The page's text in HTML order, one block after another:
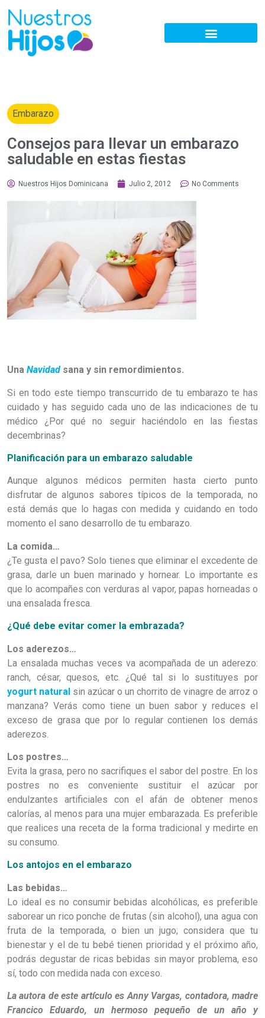
Embarazo
Consejos para llevar un embarazo
saludable en estas fiestas
Nuestros Hijos Dominicana Julio 2, 2012 No Comments
Una Navidad sana y sin remordimientos.
Si en todo este tiempo transcurrido de tu embarazo te has
cuidado y has seguido cada uno de las indicaciones de tu
médico ¿Por qué no seguir haciéndolo en las fiestas
decembrinas?
Planificación para un embarazo saludable
Aunque algunos médicos permiten hasta cierto punto
disfrutar de algunos sabores típicos de la temporada, no
está demás que lo hagas con medida y cuidando en todo
momento el sano desarrollo de tu embarazo.
La comida…
¿Te gusta el pavo? Solo tienes que eliminar el excedente de
grasa, darle un buen marinado y hornear. Lo importante es
que lo acompañes con verduras al vapor, papas horneadas o
una ensalada fresca.
¿Qué debe evitar comer la embrazada?
Los aderezos…
La ensalada muchas veces va acompañada de un aderezo:
ranch, césar, quesos, etc. ¿Qué tal si lo sustituyes por
yogurt natural sin azúcar o un chorrito de vinagre de arroz o
manzana? Verás como tiene un buen sabor y reduces el
exceso de grasa que por lo regular contienen los demás
aderezos.
Los postres…
Evita la grasa, pero no sacrifiques el sabor del postre. En los
postres no es conveniente sustituir el azúcar por
endulzantes artificiales con el afán de obtener menos
calorías, al menos para una mujer embarazada. Es preferible
que realices una receta de la forma tradicional y medirte en
su consumo.
Los antojos en el embarazo
Las bebidas…
Lo ideal es no consumir bebidas alcohólicas, es preferible
saborear un rico ponche de frutas (sin alcohol), una agua con
fruta de la temporada, o bien un jugo; considera que tu
bienestar y el de tu bebé tienen prioridad y el próximo año,
podrás degustar de ricas bebidas sin mayor problema, eso
sí, todo con medida nada con exceso.
La autora de este artículo es Anny Vargas, contadora, madre
Francico Eduardo, un hermoso pequeño de un año y